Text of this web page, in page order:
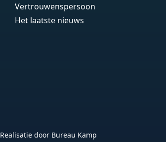
Vertrouwenspersoon
Het laatste nieuws
Realisatie door Bureau Kamp